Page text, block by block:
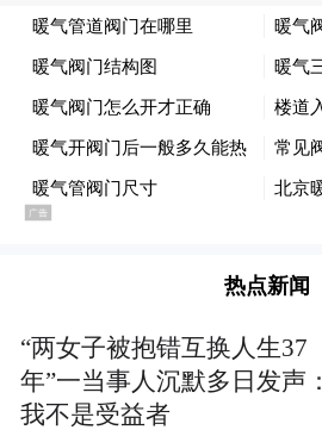
热点新闻
“两女子被抱错互换人生37
年”一当事人沉默多日发声：
我不是受益者